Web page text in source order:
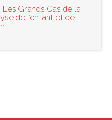
Grands Cas de la
de l’enfant et de